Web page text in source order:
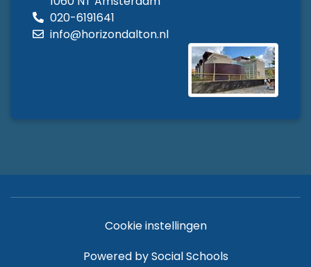
020-6191641
info@horizondalton.nl
Cookie instellingen
Powered bySocial Schools